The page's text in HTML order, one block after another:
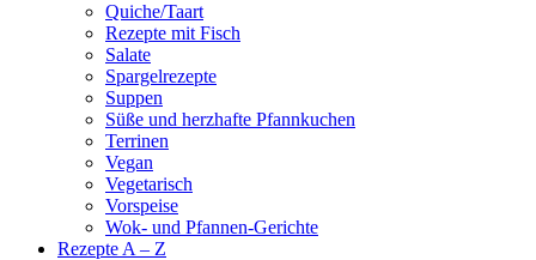
Quiche/Taart
Rezepte mit Fisch
Salate
Spargelrezepte
Suppen
Süße und herzhafte Pfannkuchen
Terrinen
Vegan
Vegetarisch
Vorspeise
Wok- und Pfannen-Gerichte
Rezepte A – Z